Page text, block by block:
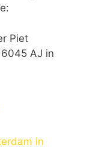
Piet
AJ in
in